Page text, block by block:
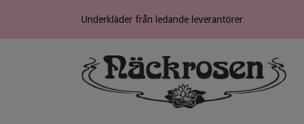
Underkläder från ledande leverantörer